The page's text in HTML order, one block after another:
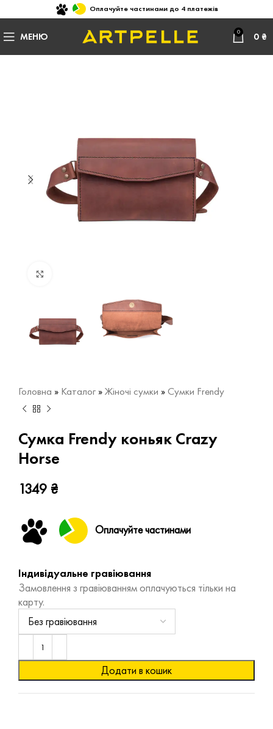
Оплачуйте частинами до 4 платежів
МЕНЮ 0 0 ₴
Головна » Каталог »Жіночі сумки »Сумки Frendy
Сумка Frendy коньяк Crazy
Horse
1349 ₴
Оплачуйте частинами
Індивідуальне гравіювання
Замовлення з гравіюванням оплачуються тільки на
карту.
Додати в кошик